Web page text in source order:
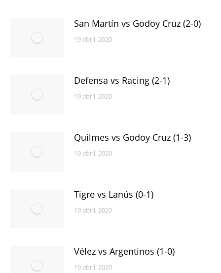
San Martín vs Godoy Cruz (2-0)
19 abril, 2020
Defensa vs Racing (2-1)
19 abril, 2020
Quilmes vs Godoy Cruz (1-3)
19 abril, 2020
Tigre vs Lanús (0-1)
19 abril, 2020
Vélez vs Argentinos (1-0)
19 abril, 2020